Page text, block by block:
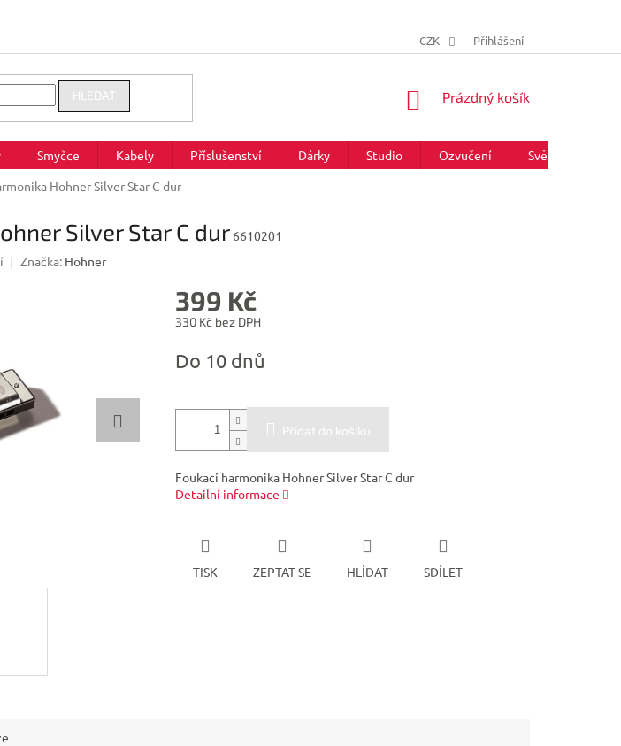
CZK Přihlášení
HLEDAT
NÁKUPNÍ
Prázdný košík
Smyčce Kabely Příslušenství Dárky Studio Ozvučení Světla
Hohner Silver Star C dur
Silver Star C dur 6610201
Značka: Hohner
399 Kč
330 Kč bez DPH
cena:
Do 10 dnů
Přidat do košíku
Foukací harmonika Hohner Silver Star C dur
Detailní informace
TISK ZEPTAT SE HLÍDAT SDÍLET